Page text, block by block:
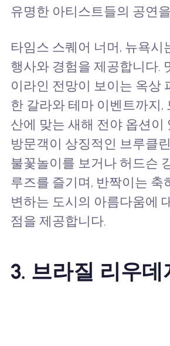
유명한 아티스트들의 공연
타임스 스퀘어 너머, 뉴욕시
행사와 경험을 제공합니다.
이라인 전망이 보이는 옥상
한 갈라와 테마 이벤트까지,
산에 맞는 새해 전야 옵션이
방문객이 상징적인 브루클
불꽃놀이를 보거나 허드슨
루즈를 즐기며, 반짝이는 축
변하는 도시의 아름다움에
점을 제공합니다.
3. 브라질 리우